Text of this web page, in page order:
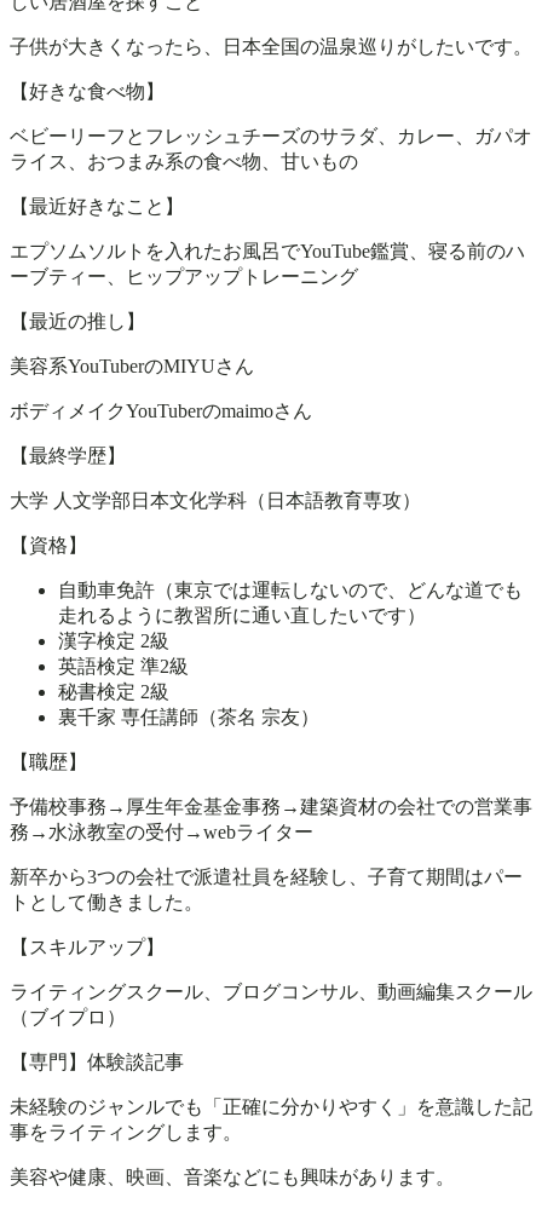
子供が大きくなったら、日本全国の温泉巡りがしたいです。
【好きな食べ物】
ベビーリーフとフレッシュチーズのサラダ、カレー、ガパオ
ライス、おつまみ系の食べ物、甘いもの
【最近好きなこと】
エプソムソルトを入れたお風呂でYouTube鑑賞、寝る前のハ
ーブティー、ヒップアップトレーニング
【最近の推し】
美容系YouTuberのMIYUさん
ボディメイクYouTuberのmaimoさん
【最終学歴】
大学 人文学部日本文化学科（日本語教育専攻）
【資格】
自動車免許（東京では運転しないので、どんな道でも
走れるように教習所に通い直したいです）
漢字検定 2級
英語検定 準2級
秘書検定 2級
裏千家 専任講師（茶名 宗友）
【職歴】
予備校事務→厚生年金基金事務→建築資材の会社での営業事
務→水泳教室の受付→webライター
新卒から3つの会社で派遣社員を経験し、子育て期間はパー
トとして働きました。
【スキルアップ】
ライティングスクール、ブログコンサル、動画編集スクール
（ブイプロ）
【専門】体験談記事
未経験のジャンルでも「正確に分かりやすく」を意識した記
事をライティングします。
美容や健康、映画、音楽などにも興味があります。